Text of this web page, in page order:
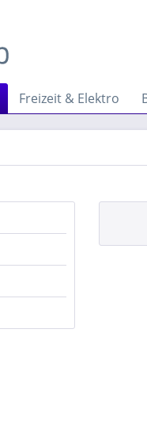
Freizeit & Elektro